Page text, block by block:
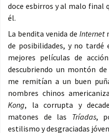
doce esbirros y al malo final
él.
La bendita venida de Internet
de posibilidades, y no tardé
mejores películas de
descubriendo un montón
me remitían a un buen
nombres chinos
Kong, la corrupta y
matones de las Tríadas,
estilismo y desgraciadas